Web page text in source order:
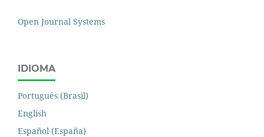
Open Journal Systems
IDIOMA
Português (Brasil)
English
Español (España)